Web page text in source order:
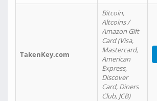
TakenKey.com
Bitcoin,
Altcoins /
Amazon Gift
Card (Visa,
Mastercard,
American
Express,
Discover
Card, Diners
Club, JCB)